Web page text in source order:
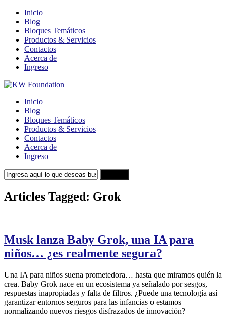
Inicio
Blog
Bloques Temáticos
Productos & Servicios
Contactos
Acerca de
Ingreso
Inicio
Blog
Bloques Temáticos
Productos & Servicios
Contactos
Acerca de
Ingreso
Articles Tagged: Grok
Musk lanza Baby Grok, una IA para
niños… ¿es realmente segura?
Una IA para niños suena prometedora… hasta que miramos quién la
crea. Baby Grok nace en un ecosistema ya señalado por sesgos,
respuestas inapropiadas y falta de filtros. ¿Puede una tecnología así
garantizar entornos seguros para las infancias o estamos
normalizando nuevos riesgos disfrazados de innovación?